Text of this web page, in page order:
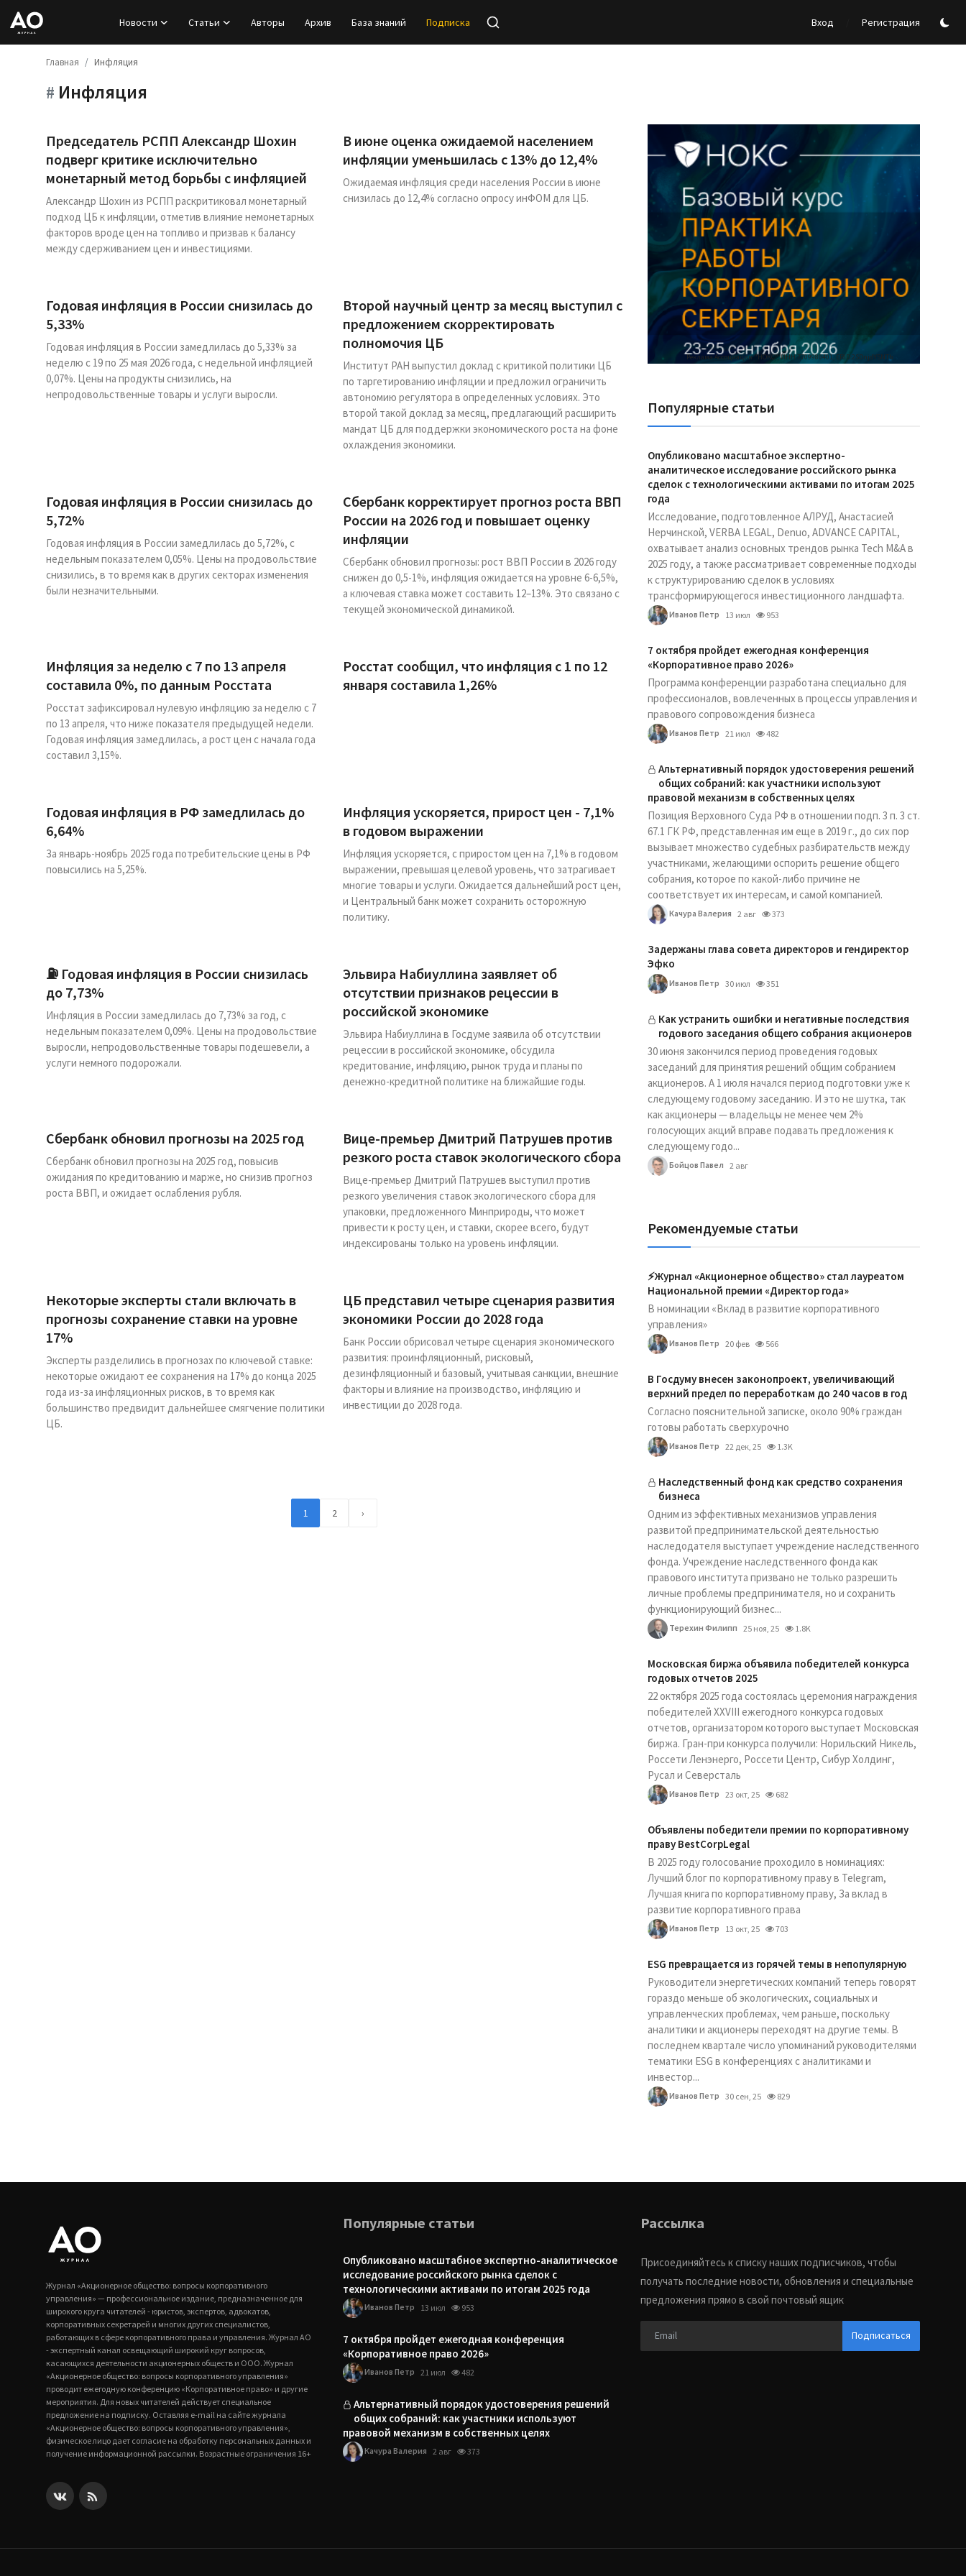
Новости Статьи Авторы Архив База знаний Подписка Вход Регистрация
Регистрация
Новости
Авторы
Подписка
Главная Инфляция
# Инфляция
Председатель РСПП Александр Шохин
подверг критике исключительно
монетарный метод борьбы с инфляцией
Александр Шохин из РСПП раскритиковал монетарный
подход ЦБ к инфляции, отметив влияние немонетарных
факторов вроде цен на топливо и призвав к балансу
между сдерживанием цен и инвестициями.
В июне оценка ожидаемой населением
инфляции уменьшилась с 13% до 12,4%
Ожидаемая инфляция среди населения России в июне
снизилась до 12,4% согласно опросу инФОМ для ЦБ.
Годовая инфляция в России снизилась до
5,33%
Годовая инфляция в России замедлилась до 5,33% за
неделю с 19 по 25 мая 2026 года, с недельной инфляцией
0,07%. Цены на продукты снизились, на
непродовольственные товары и услуги выросли.
Второй научный центр за месяц выступил с
предложением скорректировать
полномочия ЦБ
Институт РАН выпустил доклад с критикой политики ЦБ
по таргетированию инфляции и предложил ограничить
автономию регулятора в определенных условиях. Это
второй такой доклад за месяц, предлагающий расширить
мандат ЦБ для поддержки экономического роста на фоне
охлаждения экономики.
Годовая инфляция в России снизилась до
5,72%
Годовая инфляция в России замедлилась до 5,72%, с
недельным показателем 0,05%. Цены на продовольствие
снизились, в то время как в других секторах изменения
были незначительными.
Сбербанк корректирует прогноз роста ВВП
России на 2026 год и повышает оценку
инфляции
Сбербанк обновил прогнозы: рост ВВП России в 2026 году
снижен до 0,5-1%, инфляция ожидается на уровне 6-6,5%,
а ключевая ставка может составить 12–13%. Это связано с
текущей экономической динамикой.
Инфляция за неделю с 7 по 13 апреля
составила 0%, по данным Росстата
Росстат зафиксировал нулевую инфляцию за неделю с 7
по 13 апреля, что ниже показателя предыдущей недели.
Годовая инфляция замедлилась, а рост цен с начала года
составил 3,15%.
Росстат сообщил, что инфляция с 1 по 12
января составила 1,26%
Годовая инфляция в РФ замедлилась до
6,64%
За январь-ноябрь 2025 года потребительские цены в РФ
повысились на 5,25%.
Инфляция ускоряется, прирост цен - 7,1%
в годовом выражении
Инфляция ускоряется, с приростом цен на 7,1% в годовом
выражении, превышая целевой уровень, что затрагивает
многие товары и услуги. Ожидается дальнейший рост цен,
и Центральный банк может сохранить осторожную
политику.
⛽️ Годовая инфляция в России снизилась
до 7,73%
Инфляция в России замедлилась до 7,73% за год, с
недельным показателем 0,09%. Цены на продовольствие
выросли, непродовольственные товары подешевели, а
услуги немного подорожали.
Эльвира Набиуллина заявляет об
отсутствии признаков рецессии в
российской экономике
Эльвира Набиуллина в Госдуме заявила об отсутствии
рецессии в российской экономике, обсудила
кредитование, инфляцию, рынок труда и планы по
денежно-кредитной политике на ближайшие годы.
Сбербанк обновил прогнозы на 2025 год
Сбербанк обновил прогнозы на 2025 год, повысив
ожидания по кредитованию и марже, но снизив прогноз
роста ВВП, и ожидает ослабления рубля.
Вице-премьер Дмитрий Патрушев против
резкого роста ставок экологического сбора
Вице-премьер Дмитрий Патрушев выступил против
резкого увеличения ставок экологического сбора для
упаковки, предложенного Минприроды, что может
привести к росту цен, и ставки, скорее всего, будут
индексированы только на уровень инфляции.
Некоторые эксперты стали включать в
прогнозы сохранение ставки на уровне
17%
Эксперты разделились в прогнозах по ключевой ставке:
некоторые ожидают ее сохранения на 17% до конца 2025
года из-за инфляционных рисков, в то время как
большинство предвидит дальнейшее смягчение политики
ЦБ.
ЦБ представил четыре сценария развития
экономики России до 2028 года
Банк России обрисовал четыре сценария экономического
развития: проинфляционный, рисковый,
дезинфляционный и базовый, учитывая санкции, внешние
факторы и влияние на производство, инфляцию и
инвестиции до 2028 года.
1 2 ›
Реклама Ассоциации "НОКС", ИНН 7709980401, ERID:2SDnjdY5NTb
Популярные статьи
Опубликовано масштабное экспертно-
аналитическое исследование российского рынка
сделок с технологическими активами по итогам 2025
года
Исследование, подготовленное АЛРУД, Анастасией
Нерчинской, VERBA LEGAL, Denuo, ADVANCE CAPITAL,
охватывает анализ основных трендов рынка Tech M&A в
2025 году, а также рассматривает современные подходы
к структурированию сделок в условиях
трансформирующегося инвестиционного ландшафта.
Иванов Петр 13 июл 953
7 октября пройдет ежегодная конференция
«Корпоративное право 2026»
Программа конференции разработана специально для
профессионалов, вовлеченных в процессы управления и
правового сопровождения бизнеса
Иванов Петр 21 июл 482
Альтернативный порядок удостоверения решений
общих собраний: как участники используют
правовой механизм в собственных целях
Позиция Верховного Суда РФ в отношении подп. 3 п. 3 ст.
67.1 ГК РФ, представленная им еще в 2019 г., до сих пор
вызывает множество судебных разбирательств между
участниками, желающими оспорить решение общего
собрания, которое по какой-либо причине не
соответствует их интересам, и самой компанией.
Качура Валерия 2 авг 373
Задержаны глава совета директоров и гендиректор
Эфко
Иванов Петр 30 июл 351
Как устранить ошибки и негативные последствия
годового заседания общего собрания акционеров
30 июня закончился период проведения годовых
заседаний для принятия решений общим собранием
акционеров. А 1 июля начался период подготовки уже к
следующему годовому заседанию. И это не шутка, так
как акционеры — владельцы не менее чем 2%
голосующих акций вправе подавать предложения к
следующему годо...
Бойцов Павел 2 авг
Рекомендуемые статьи
⚡️Журнал «Акционерное общество» стал лауреатом
Национальной премии «Директор года»
В номинации «Вклад в развитие корпоративного
управления»
Иванов Петр 20 фев 566
В Госдуму внесен законопроект, увеличивающий
верхний предел по переработкам до 240 часов в год
Согласно пояснительной записке, около 90% граждан
готовы работать сверхурочно
Иванов Петр 22 дек, 25 1.3K
Наследственный фонд как средство сохранения
бизнеса
Одним из эффективных механизмов управления
развитой предпринимательской деятельностью
наследодателя выступает учреждение наследственного
фонда. Учреждение наследственного фонда как
правового института призвано не только разрешить
личные проблемы предпринимателя, но и сохранить
функционирующий бизнес...
Терехин Филипп 25 ноя, 25 1.8K
Московская биржа объявила победителей конкурса
годовых отчетов 2025
22 октября 2025 года состоялась церемония награждения
победителей XXVIII ежегодного конкурса годовых
отчетов, организатором которого выступает Московская
биржа. Гран-при конкурса получили: Норильский Никель,
Россети Ленэнерго, Россети Центр, Сибур Холдинг,
Русал и Северсталь
Иванов Петр 23 окт, 25 682
Объявлены победители премии по корпоративному
праву BestCorpLegal
В 2025 году голосование проходило в номинациях:
Лучший блог по корпоративному праву в Telegram,
Лучшая книга по корпоративному праву, За вклад в
развитие корпоративного права
Иванов Петр 13 окт, 25 703
ESG превращается из горячей темы в непопулярную
Руководители энергетических компаний теперь говорят
гораздо меньше об экологических, социальных и
управленческих проблемах, чем раньше, поскольку
аналитики и акционеры переходят на другие темы. В
последнем квартале число упоминаний руководителями
тематики ESG в конференциях с аналитиками и
инвестор...
Иванов Петр 30 сен, 25 829
Журнал «Акционерное общество: вопросы корпоративного
управления» — профессиональное издание, предназначенное для
широкого круга читателей - юристов, экспертов, адвокатов,
корпоративных секретарей и многих других специалистов,
работающих в сфере корпоративного права и управления. Журнал АО
- экспертный канал освещающий широкий круг вопросов,
касающихся деятельности акционерных обществ и ООО. Журнал
«Акционерное общество: вопросы корпоративного управления»
проводит ежегодную конференцию «Корпоративное право» и другие
мероприятия. Для новых читателей действует специальное
предложение на подписку. Оставляя e-mail на сайте журнала
«Акционерное общество: вопросы корпоративного управления»,
физическое лицо дает согласие на обработку персональных данных и
получение информационной рассылки. Возрастные ограничения 16+
Популярные статьи
Опубликовано масштабное экспертно-аналитическое
исследование российского рынка сделок с
технологическими активами по итогам 2025 года
Иванов Петр 13 июл 953
7 октября пройдет ежегодная конференция
«Корпоративное право 2026»
Иванов Петр 21 июл 482
Альтернативный порядок удостоверения решений
общих собраний: как участники используют
правовой механизм в собственных целях
Качура Валерия 2 авг 373
Рассылка
Присоединяйтесь к списку наших подписчиков, чтобы
получать последние новости, обновления и специальные
предложения прямо в свой почтовый ящик
Подписаться